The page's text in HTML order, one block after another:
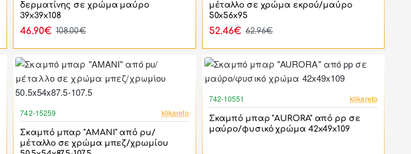
δερματίνης σε χρώμα μαύρο
39x39x108
46.90€ 108.00€
μέταλλο σε χρώμα εκρού/μαύρο
50x56x95
52.46€ 62.96€
742-15259 klikareto
Σκαμπό μπαρ "AMANI" από pu/
μέταλλο σε χρώμα μπεζ/χρωμίου
742-10551 klikareto
Σκαμπό μπαρ "AURORA" από pp σε
μαύρο/φυσικό χρώμα 42x49x109